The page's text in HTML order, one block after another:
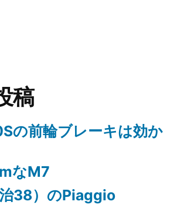
稿
の前輪ブレーキは効か
なM7
38）のPiaggio